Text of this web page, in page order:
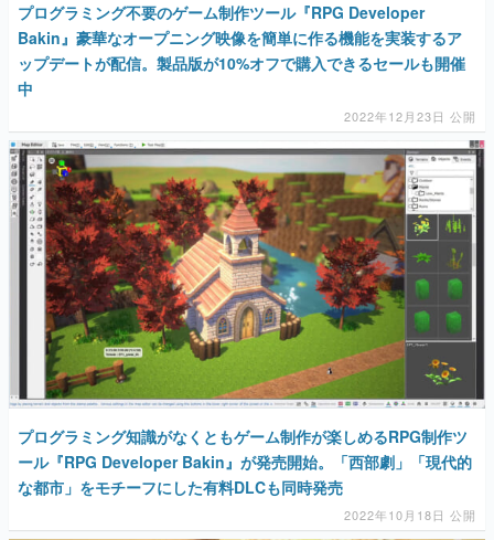
プログラミング不要のゲーム制作ツール『RPG Developer
Bakin』豪華なオープニング映像を簡単に作る機能を実装するア
ップデートが配信。製品版が10%オフで購入できるセールも開催
中
2022年12月23日 公開
プログラミング知識がなくともゲーム制作が楽しめるRPG制作ツ
ール『RPG Developer Bakin』が発売開始。「西部劇」「現代的
な都市」をモチーフにした有料DLCも同時発売
2022年10月18日 公開